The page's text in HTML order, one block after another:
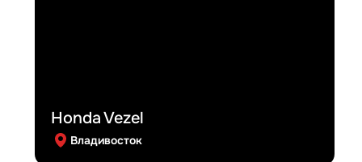
Honda Vezel
Владивосток